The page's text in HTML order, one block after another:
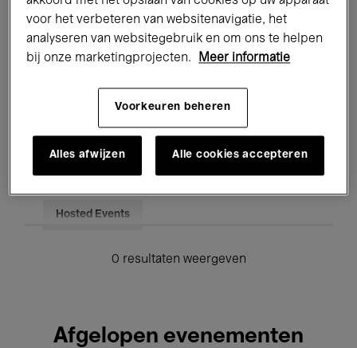
Performances Lezingen & Debatten
Jazz Klassieke Muziek Global Music
Onderwijs Rondleidingen
Hosted Events
0 resultaten weergeven
Afgelopen evenementen
voor het verbeteren van websitenavigatie, het
analyseren van websitegebruik en om ons te helpen
bij onze marketingprojecten.
Meer informatie
Voorkeuren beheren
Alles afwijzen Alle cookies accepteren